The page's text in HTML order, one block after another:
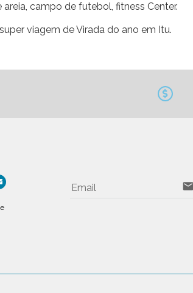
campo de futebol, fitness Center.
viagem de Virada do ano em Itu.
Email